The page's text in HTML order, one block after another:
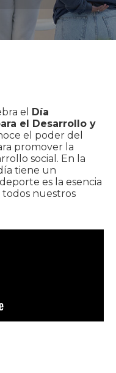
el Día
el Desarrollo y
el poder del
promover la
social. En la
tiene un
es la esencia
todos nuestros